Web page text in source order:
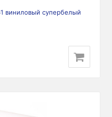
виниловый супербелый